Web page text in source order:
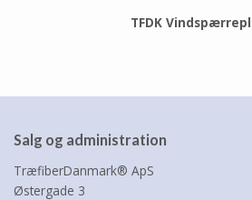
TFDK
Salg og administration
TræfiberDanmark® ApS
Østergade 3